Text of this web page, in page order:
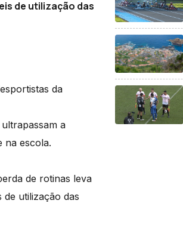
de utilização das
da
a
na escola.
de rotinas leva
utilização das